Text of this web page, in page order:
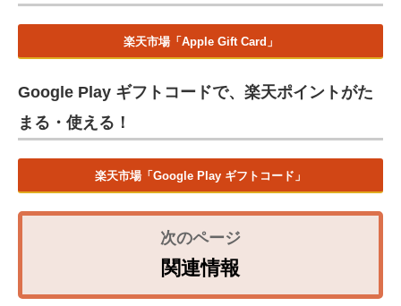
楽天市場「Apple Gift Card」
Google Play ギフトコードで、楽天ポイントがた
まる・使える！
楽天市場「Google Play ギフトコード」
関連情報